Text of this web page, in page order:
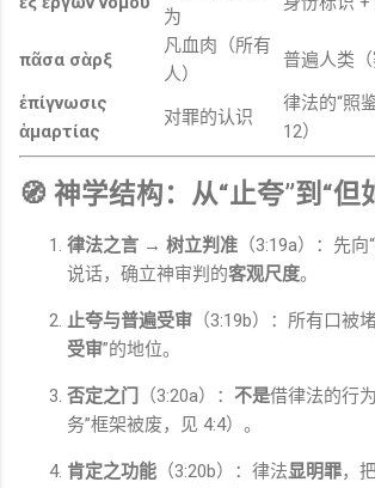
为
πᾶσα σὰρξ
凡血肉（所有
人）
普遍人类（
ἐπίγνωσις
ἁμαρτίας
对罪的认识
律法的“照
12）
🧭 神学结构：从“止夸”到“但
律法之言 → 树立判准 （3:19a）：先
说话，确立神审判的客观尺度。
止夸与普遍受审 （3:19b）：所有口被堵
受审”的地位。
否定之门 （3:20a）： 不是借律法的行
务”框架被废，见 4:4）。
肯定之功能 （3:20b）：律法显明罪，